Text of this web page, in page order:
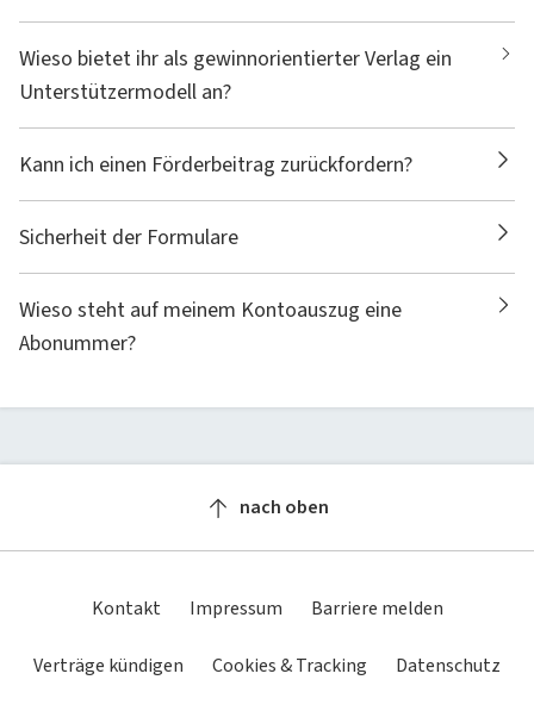
Wieso bietet ihr als gewinnorientierter Verlag ein
Unterstützermodell an?
Kann ich einen Förderbeitrag zurückfordern?
Sicherheit der Formulare
Wieso steht auf meinem Kontoauszug eine
Abonummer?
nach oben
Kontakt Impressum Barriere melden
Verträge kündigen Cookies & Tracking Datenschutz